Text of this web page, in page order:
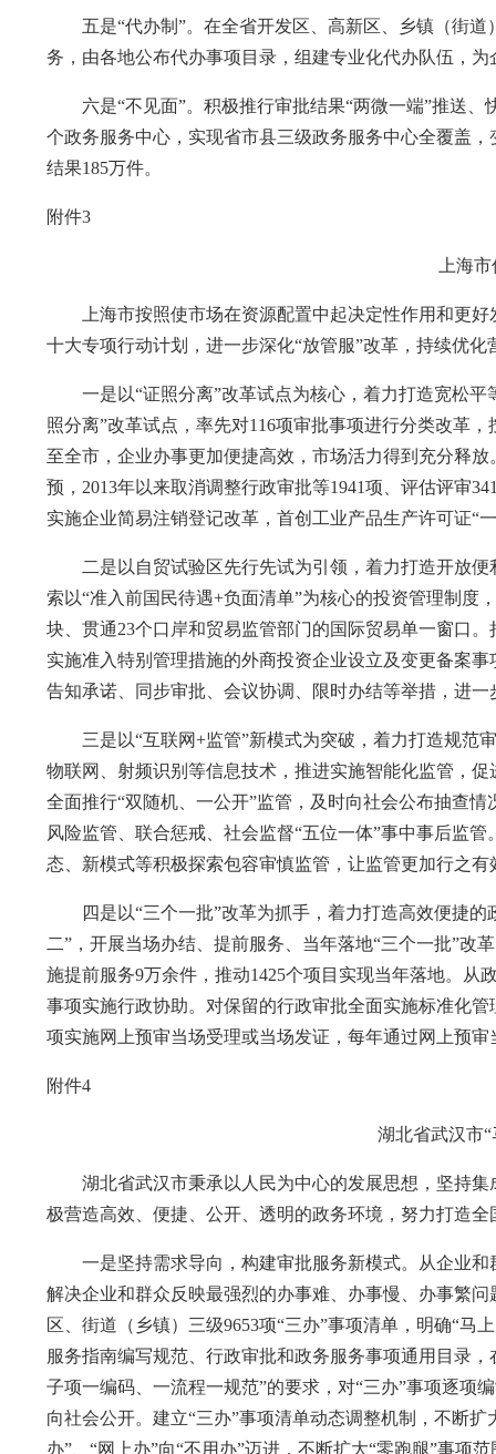
五是“代办制”。在全省开发区、高新区、乡镇（街道
务，由各地公布代办事项目录，组建专业化代办队伍，
六是“不见面”。积极推行审批结果“两微一端”推送、
个政务服务中心，实现省市县三级政务服务中心全覆盖
结果185万件。
附件3
上海
上海市按照使市场在资源配置中起决定性作用和更好
十大专项行动计划，进一步深化“放管服”改革，持续优
一是以“证照分离”改革试点为核心，着力打造宽松平
照分离”改革试点，率先对116项审批事项进行分类改革
至全市，企业办事更加便捷高效，市场活力得到充分释
预，2013年以来取消调整行政审批等1941项、评估评审
实施企业简易注销登记改革，首创工业产品生产许可证“
二是以自贸试验区先行先试为引领，着力打造开放便
索以“准入前国民待遇+负面清单”为核心的投资管理制度
块、贯通23个口岸和贸易监管部门的国际贸易单一窗口
实施准入特别管理措施的外商投资企业设立及变更备案
告知承诺、同步审批、会议协调、限时办结等举措，进
三是以“互联网+监管”新模式为突破，着力打造规范
物联网、射频识别等信息技术，推进实施智能化监管，
全面推行“双随机、一公开”监管，及时向社会公布抽查
风险监管、联合惩戒、社会监督“五位一体”事中事后监
态、新模式等积极探索包容审慎监管，让监管更加行之
四是以“三个一批”改革为抓手，着力打造高效便捷的
二”，开展当场办结、提前服务、当年落地“三个一批”改
施提前服务9万余件，推动1425个项目实现当年落地。
事项实施行政协助。对保留的行政审批全面实施标准化
项实施网上预审当场受理或当场发证，每年通过网上预
附件4
湖北省武汉市
湖北省武汉市秉承以人民为中心的发展思想，坚持集
极营造高效、便捷、公开、透明的政务环境，努力打造
一是坚持需求导向，构建审批服务新模式。从企业和
解决企业和群众反映最强烈的办事难、办事慢、办事繁
区、街道（乡镇）三级9653项“三办”事项清单，明确“马
服务指南编写规范、行政审批和政务服务事项通用目录
子项一编码、一流程一规范”的要求，对“三办”事项逐项
向社会公开。建立“三办”事项清单动态调整机制，不断扩
办”、“网上办”向“不用办”迈进，不断扩大“零跑腿”事项范